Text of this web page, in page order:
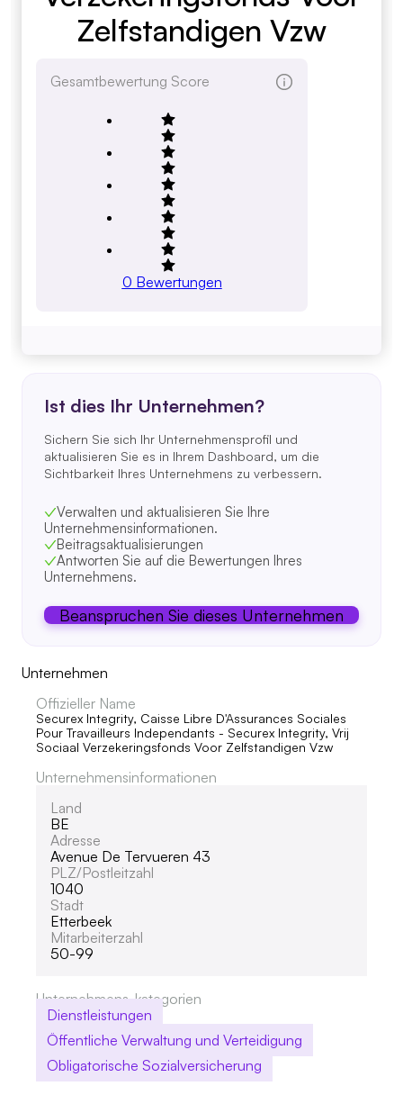
Zelfstandigen Vzw
Gesamtbewertung Score
0 Bewertungen
Ist dies Ihr Unternehmen?
Sichern Sie sich Ihr Unternehmensprofil und
aktualisieren Sie es in Ihrem Dashboard, um die
Sichtbarkeit Ihres Unternehmens zu verbessern.
Verwalten und aktualisieren Sie Ihre
Unternehmensinformationen.
Beitragsaktualisierungen
Antworten Sie auf die Bewertungen Ihres
Unternehmens.
Beanspruchen Sie dieses Unternehmen
Unternehmen
Offizieller Name
Securex Integrity, Caisse Libre D'Assurances Sociales
Pour Travailleurs Independants - Securex Integrity, Vrij
Sociaal Verzekeringsfonds Voor Zelfstandigen Vzw
Unternehmensinformationen
Land
BE
Adresse
Avenue De Tervueren 43
PLZ/Postleitzahl
1040
Stadt
Etterbeek
Mitarbeiterzahl
50-99
Unternehmens-kategorien
Dienstleistungen
Öffentliche Verwaltung und Verteidigung
Obligatorische Sozialversicherung